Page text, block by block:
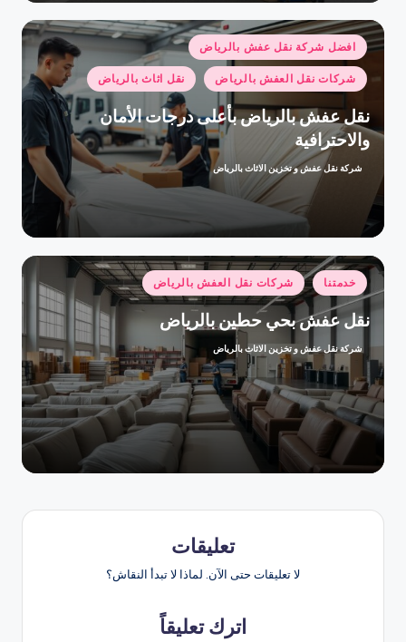
نُشر
في
افضل شركة نقل عفش بالرياض
شركات نقل العفش بالرياض نقل اثاث بالرياض
نقل عفش بالرياض بأعلى درجات الأمان
والاحترافية
تمّ
شركة نقل عفش و تخزين الاثاث بالرياض
نُشر
في
خدمتنا شركات نقل العفش بالرياض
نقل عفش بحي حطين بالرياض
تمّ
النشر
بواسطة
شركة نقل عفش و تخزين الاثاث بالرياض
تعليقات
لا تعليقات حتى الآن. لماذا لا تبدأ النقاش؟
اترك تعليقاً